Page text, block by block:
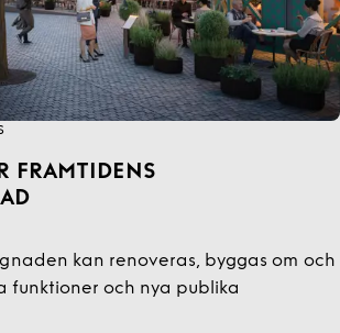
FRAMTIDENS
kan renoveras, byggas om och
funktioner och nya publika